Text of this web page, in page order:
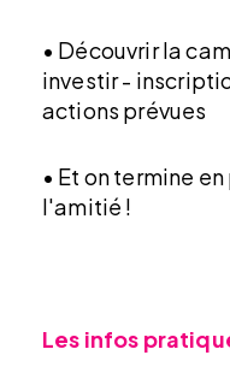
• Découvrir la
investir -
actions prévues
• Et on termine
l'amitié !
Les infos